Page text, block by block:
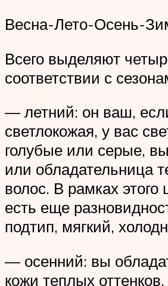
Весна-Лето-Осень-
Всего выделяют
соответствии с
— летний: он ваш,
светлокожая, у вас
голубые или серые,
или обладательница
волос. В рамках этого
есть еще
подтип, мягкий,
— осенний: вы
кожи теплых